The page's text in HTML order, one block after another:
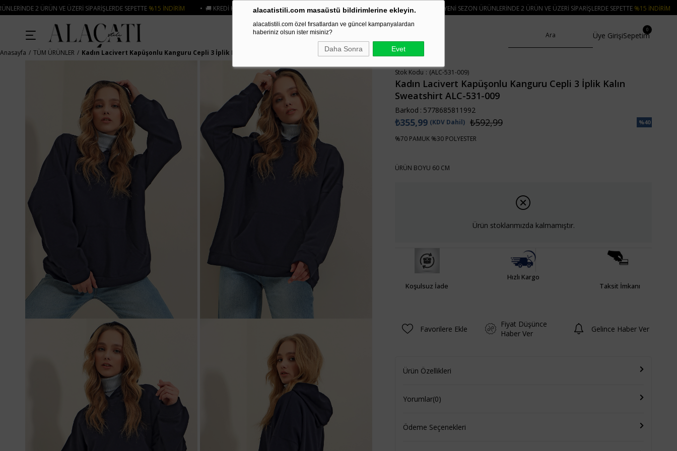
alacatistili.com masaüstü bildirimlerine ekleyin.
alacatistili.com özel fırsatlardan ve güncel kampanyalardan
haberiniz olsun ister misiniz?
Daha Sonra Evet
SIPARIŞLERDE SEPETTE%15 İNDIRIM • 🚚 KREDI KARTI VE HAVALE ÖDEMELERINIZDE 750₺ ÜZERI KARGO ÜCRETSIZ • 🛍️ YENI SEZON ÜRÜNLERINDE 2 ÜRÜN VE ÜZERI SIPARIŞLERDE SEPETTE%15 İNDIRIM • 🚚 KREDI KARTI VE
Üye GirişiSepetim
0
Anasayfa TÜM ÜRÜNLER Kadın Lacivert Kapüşonlu Kanguru Cepli 3 İplik Kalın Sweatshirt ALC-531-009
Stok Kodu (ALC-531-009)
Kadın Lacivert Kapüşonlu Kanguru Cepli 3 İplik Kalın
Sweatshirt ALC-531-009
Barkod : 5778685811992
%40
₺592,99
₺355,99 (KDV Dahil)
%70 PAMUK %30 POLYESTER
ÜRÜN BOYU 60 CM
Ürün stoklarımızda kalmamıştır.
Koşulsuz İade
Hızlı Kargo
Taksit İmkanı
Favorilere Ekle
Fiyat Düşünce
Haber Ver
Gelince Haber Ver
Ürün Özellikleri
Yorumlar(0)
Ödeme Seçenekleri